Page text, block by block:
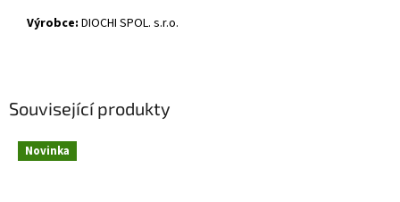
Související produkty
Novinka
Výrobce: DIOCHI SPOL. s.r.o.